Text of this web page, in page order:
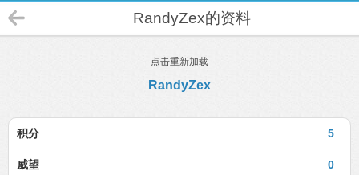
RandyZex的资料
点击重新加载
RandyZex
5
积分
0
威望